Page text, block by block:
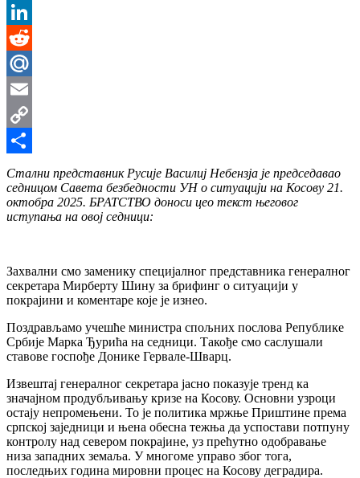
VK
LinkedIn
Reddit
Mail.Ru
Email
Copy
Link
Share
Стални представник Русије Василиј Небензја је председавао
седницом Савета безбедности УН о ситуацији на Косову 21.
октобра 2025. БРАТСТВО доноси цео текст његовог
иступања на овој седници:
Захвални смо заменику специјалног представника генералног
секретара Мирберту Шину за брифинг о ситуацији у
покрајини и коментаре које је изнео.
Поздрављамо учешће министра спољних послова Републике
Србије Марка Ђурића на седници. Такође смо саслушали
ставове госпође Донике Гервале-Шварц.
Извештај генералног секретара јасно показује тренд ка
значајном продубљивању кризе на Косову. Основни узроци
остају непромењени. То је политика мржње Приштине према
српској заједници и њена обесна тежња да успостави потпуну
контролу над севером покрајине, уз прећутно одобравање
низа западних земаља. У многоме управо због тога,
последњих година мировни процес на Косову деградира.